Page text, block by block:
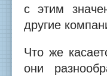
с этим
другие
Что же
они